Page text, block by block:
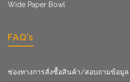
Wide Paper Bowl
FAQ’s
ช่องทางการสั่งซื้อสินค้า/สอบถามข้อมูล